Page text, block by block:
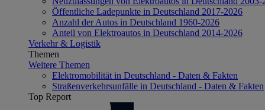
Öffentliche Ladepunkte in Deutschland 2017-2026
Anzahl der Autos in Deutschland 1960-2026
Anteil von Elektroautos in Deutschland 2014-2026
Verkehr & Logistik
Themen
Weitere Themen
Elektromobilität in Deutschland - Daten & Fakten
Straßenverkehrsunfälle in Deutschland - Daten & Fakten
Top Report